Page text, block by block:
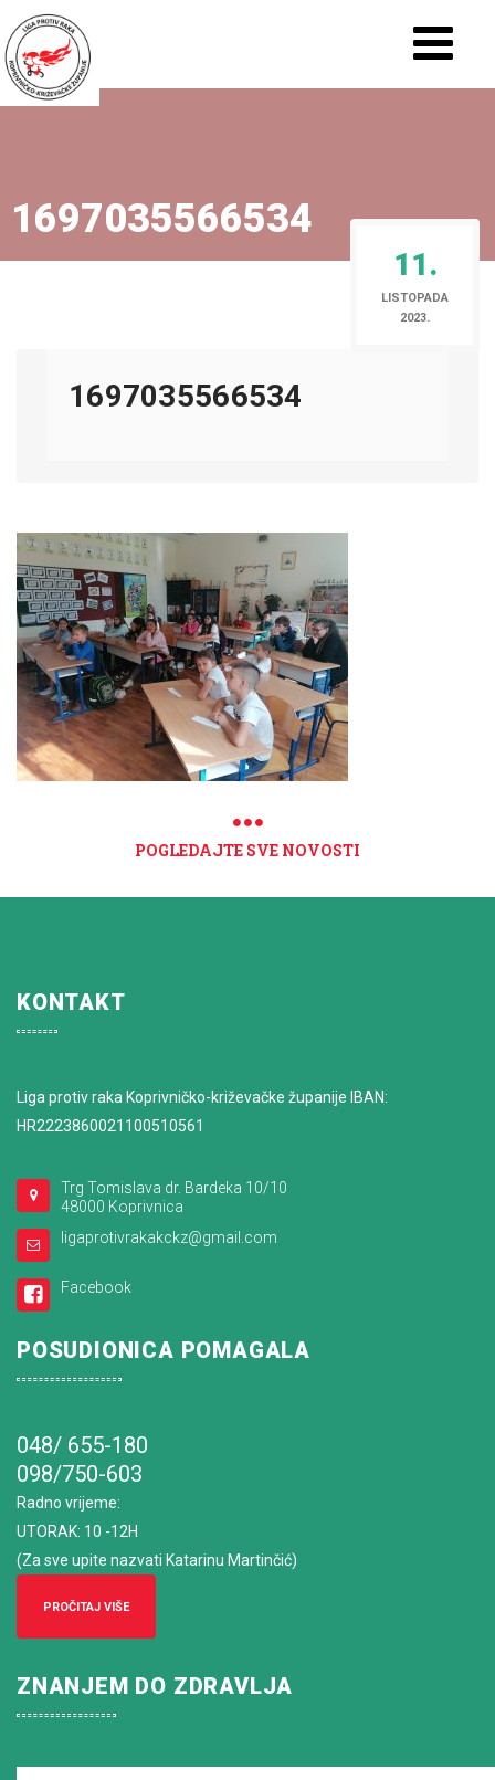
1697035566534
11.
LISTOPADA
2023.
1697035566534
POGLEDAJTE SVE NOVOSTI
KONTAKT
Liga protiv raka Koprivničko-križevačke županije IBAN:
HR2223860021100510561
Trg Tomislava dr. Bardeka 10/10
48000 Koprivnica
ligaprotivrakakckz@gmail.com
Facebook
POSUDIONICA POMAGALA
048/ 655-180
098/750-603
Radno vrijeme:
UTORAK: 10 -12H
(Za sve upite nazvati Katarinu Martinčić)
PROČITAJ VIŠE
ZNANJEM DO ZDRAVLJA